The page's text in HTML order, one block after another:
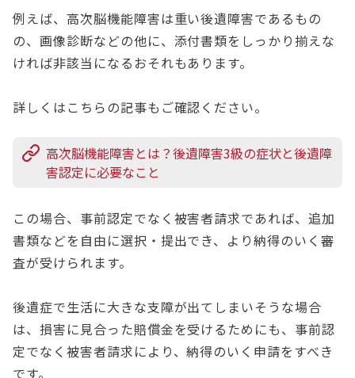
例えば、高次脳機能障害は重い後遺障害であるもの
の、画像診断などの他に、添付書類をしっかり揃えな
ければ非該当になるおそれもあります。
詳しくはこちらの記事もご確認ください。
高次脳機能障害とは？後遺障害3級の症状と後遺障
害認定に必要なこと
この場合、事前認定でなく被害者請求であれば、追加
書類などを自由に選択・提出でき、より納得のいく審
査が受けられます。
後遺症で生活に大きな支障が出てしまいそうな場合
は、損害に見合った賠償金を受けるためにも、事前認
定でなく被害者請求により、納得のいく申請をすべき
です。